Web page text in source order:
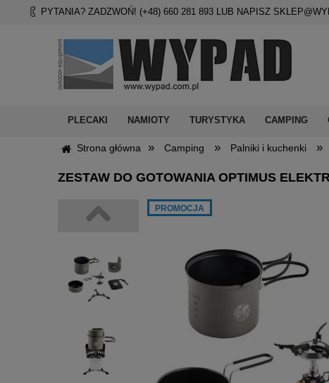
PYTANIA? ZADZWOŃ! (+48) 660 281 893 LUB NAPISZ
PLECAKI NAMIOTY TURYSTYKA CAMPING
Strona główna » Camping » Palniki i kuchenki »
ZESTAW DO GOTOWANIA OPTIMUS
PROMOCJA